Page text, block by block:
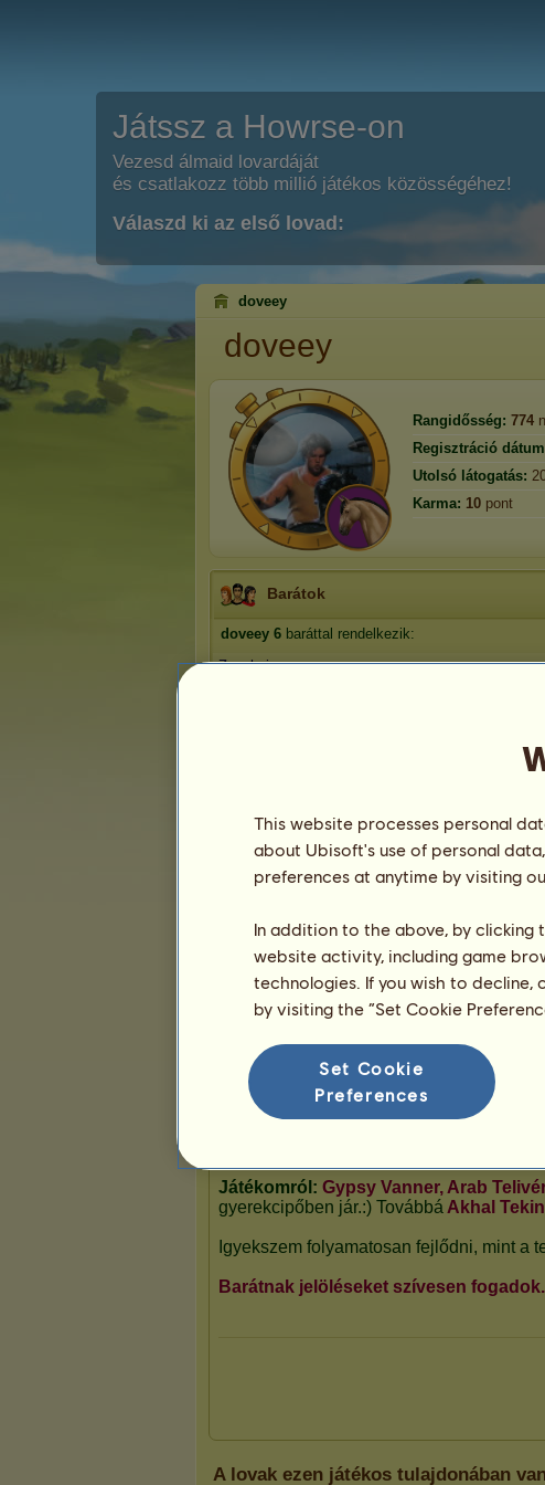
Játssz a Howrse-on
Vezesd álmaid lovardáját
és csatlakozz több millió játékos közösségéhez!
Válaszd ki az első lovad:
doveey
doveey
Rangidősség: 774
Regisztráció
Utolsó látogatás:
Karma: 10 pont
Barátok
doveey 6 baráttal rendelkezik:
Zsanhej
Trófeák
1 1 29
Bemutató
A lovak ezen játékos tulajdonában
This website processes personal
about Ubisoft's use of personal
preferences at anytime by visiting
In addition to the above, by clicking
website activity, including game
technologies. If you wish to decline,
by visiting the “Set Cookie
Set Cookie
Preferences